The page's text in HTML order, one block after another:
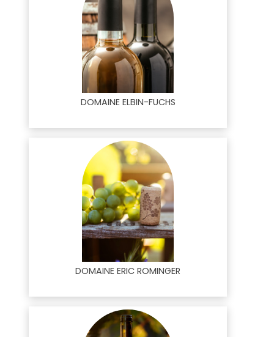
DOMAINE ELBIN-FUCHS
DOMAINE ERIC ROMINGER